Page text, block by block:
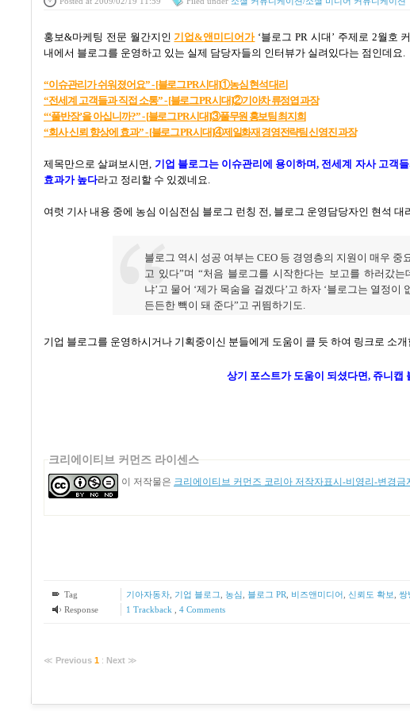
홍보&마케팅 전문 월간지인 기 업&앤 미 디어가 ‘블로그 PR 시대 ’ 주제로 2월호
내에서 블로그를 운영하고 있는 실제 담당자들의 인터뷰가 실려있다는 점인데요
“이슈관리가쉬워졌어요” -[블로그PR시대]①농심 현석 대리
“전세계 고객들과 직접 소통” -[블로그 PR시대]②기아차류정엽 과장
“‘풀반장’을 아십니까?” -[블로그 PR시대]③풀무원 홍보팀 최지희
“회사신뢰 향상에 효과” -[블로그 PR시대]④제일화재 경영전략팀신영진 과장
제목만으로 살펴보시면 기업 블로그는 이슈관리에 용이하며, 전세계 자사 고객
효과가 높다라고 정리할 수 있겠네요
여럿 기사 내용 중에 농심 이심전심 블로그 런칭 전 블로그 운영담당자인 현석 대
블로그 역시 성공 여부는 CEO 등 경영층의 지원이 매우 중
고 있다”며 “처음 블로그를 시작한다는 보고를 하러갔는
냐’ 고 물어 ‘제가 목숨을 걸겠다’ 고 하자‘블로그는 열정이
든든한 빽이 돼 준다” 고 귀띔하기도
기업 블로그를 운영하시거나 기획중이신 분들에게 도움이 클 듯 하여 링크로 소
상기 포스트가 도움이 되셨다면, 쥬니캡
크리에이티브 커먼즈 라이센스
이 저작물은 크리에이티브 커먼즈 코리아 저작자표시-비영리-변경금
Tag 기아자동차, 기업 블로그 농심 블로그 PR 비즈앤미디어 신뢰도 확보 쌍
Response
1 Trackback 4Comments
≪ Previous 1 : Next ≫